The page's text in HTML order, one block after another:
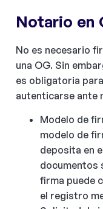
Notario en
No es necesario
una OG. Sin
es obligatoria
autenticarse ante
Modelo de
modelo de
deposita en
documentos
firma puede
el registro